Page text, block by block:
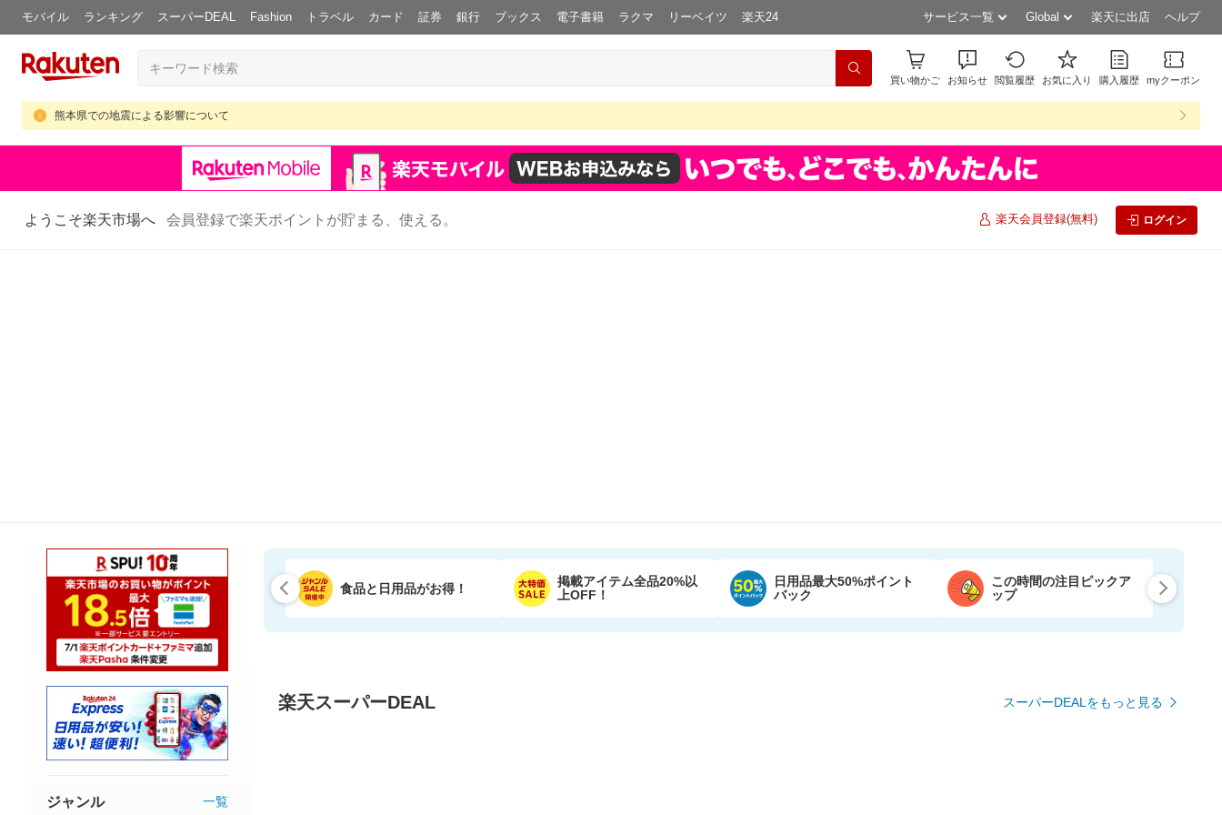
モバイル ランキング スーパーDEAL Fashion トラベル カード 証券 銀行 ブックス 電子書籍 ラクマ リーベイツ 楽天24 サービス一覧 Global 楽天に出店 ヘルプ
買い物かご お知らせ 閲覧履歴 お気に入り 購入履歴 myクーポン
熊本県での地震による影響について
ようこそ楽天市場へ 会員登録で楽天ポイントが貯まる、使える。 楽天会員登録(無料) ログイン
食品と日用品がお得！
掲載アイテム全品20%以
上OFF！
日用品最大50%ポイント
バック
この時間の注目ピックア
ップ
楽天スーパーDEAL スーパーDEALをもっと見る
ジャンル 一覧